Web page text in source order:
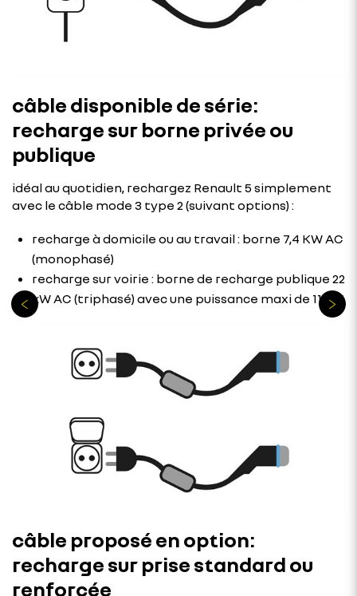
câble disponible de série:
recharge sur borne privée ou
publique
idéal au quotidien, rechargez Renault 5 simplement
avec le câble mode 3 type 2 (suivant options) :
recharge à domicile ou au travail : borne 7,4 KW AC
(monophasé)
recharge sur voirie : borne de recharge publique 22
kW AC (triphasé) avec une puissance maxi de 11 kW
câble proposé en option:
recharge sur prise standard ou
renforcée